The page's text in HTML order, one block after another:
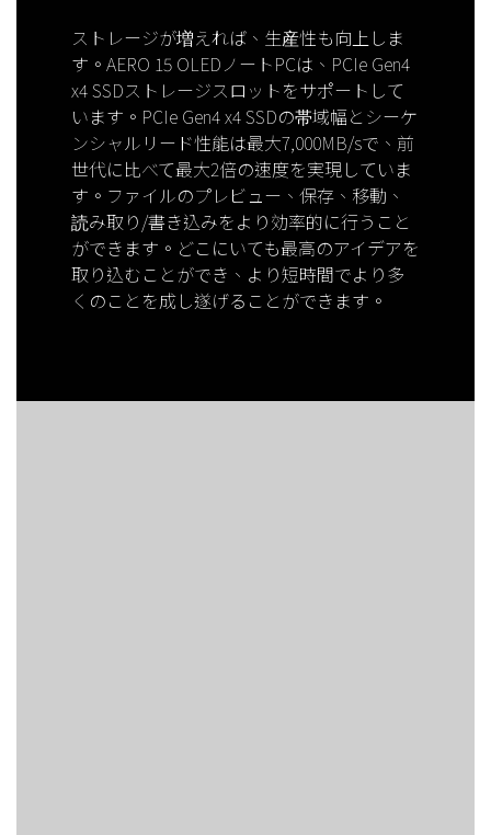
ストレージが増えれば、生産性も向上しま
す。AERO 15 OLEDノートPCは、PCIe Gen4
x4 SSDストレージスロットをサポートして
います。PCIe Gen4 x4 SSDの帯域幅とシーケ
ンシャルリード性能は最大7,000MB/sで、前
世代に比べて最大2倍の速度を実現していま
す。ファイルのプレビュー、保存、移動、
読み取り/書き込みをより効率的に行うこと
ができます。どこにいても最高のアイデアを
取り込むことができ、より短時間でより多
くのことを成し遂げることができます。